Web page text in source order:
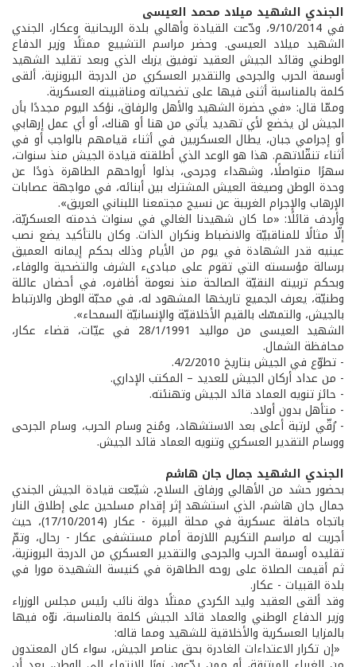
الجندي الشهيد ميلاد محمد العيسى
في 9/10/2014، ودّعت القيادة وأهالي بلدة الريحانية وعكار، الجندي
الشهيد ميلاد العيسى. وحضر مراسم التشييع ممثلًا وزير الدفاع
الوطني وقائد الجيش العقيد توفيق يزبك الذي وبعد تقليد الشهيد
أوسمة الحرب والجرحى والتقدير العسكري من الدرجة البرونزية، ألقى
كلمة بالمناسبة أثنى فيها على تضحياته ومناقبيته العسكرية.
وممّا قال: «في حضرة الشهيد والأهل والرفاق، نؤكد اليوم مجددًا بأن
الجيش لن يخضع لأي تهديد يأتي من هنا أو هناك، أو أي عمل إرهابي
أو إجرامي جبان، يطال العسكريين في أثناء قيامهم بالواجب أو في
أثناء تنقّلاتهم. هذا هو الوعد الذي أطلقته قيادة الجيش منذ سنوات،
سهرًا متواصلًا، وشهداء وجرحى، بذلوا أرواحهم الطاهرة ذودًا عن
وحدة الوطن وصيغة العيش المشترك بين أبنائه، في مواجهة عصابات
الإرهاب والإجرام الغريبة عن نسيج مجتمعنا اللبناني العريق».
وأردف قائلًا: «ما كان شهيدنا الغالي في سنوات خدمته العسكريّة،
إلّا مثالًا للمناقبيّة والانضباط ونكران الذات. وكان بالتأكيد يضع نصب
عينيه قدر الشهادة في يوم من الأيام وذلك بحكم إيمانه العميق
برسالة مؤسسته التي تقوم على مبادىء الشرف والتضحية والوفاء،
وبحكم تربيته النقيّة الصالحة منذ نعومة أظافره، في أحضان عائلة
وطنيّة، يعرف الجميع تاريخها المشهود له، في محبّة الوطن والارتباط
بالجيش، والتمسّك بالقيم الأخلاقيّة والإنسانيّة السمحاء».
الشهيد العيسى من مواليد 28/1/1991 في عيّات، قضاء عكار،
محافظة الشمال.
- تطوّع في الجيش بتاريخ 4/2/2010.
- من عداد أركان الجيش للعديد – المكتب الإداري.
- حائز تنويه العماد قائد الجيش وتهنئته.
- متأهل بدون أولاد.
- رُقّي لرتبة أعلى بعد الاستشهاد، ومُنح وسام الحرب، وسام الجرحى
ووسام التقدير العسكري وتنويه العماد قائد الجيش.
الجندي الشهيد جمال جان هاشم
بحضور حشد من الأهالي ورفاق السلاح، شيّعت قيادة الجيش الجندي
جمال جان هاشم، الذي استشهد إثر إقدام مسلحين على إطلاق النار
باتجاه حافلة عسكرية في محلة البيرة - عكار (17/10/2014)، حيث
أجريت له مراسم التكريم اللازمة أمام مستشفى عكار - رحال، وتمّ
تقليده أوسمة الحرب والجرحى والتقدير العسكري من الدرجة البرونزية،
ثم أقيمت الصلاة على روحه الطاهرة في كنيسة الشهيدة مورا في
بلدة القبيات - عكار.
وقد ألقى العقيد وليد الكردي ممثلًا دولة نائب رئيس مجلس الوزراء
وزير الدفاع الوطني والعماد قائد الجيش كلمة بالمناسبة، نوّه فيها
بالمزايا العسكرية والأخلاقية للشهيد ومما قاله:
«إن تكرار الاعتداءات الغادرة بحق عناصر الجيش، سواء كان المعتدون